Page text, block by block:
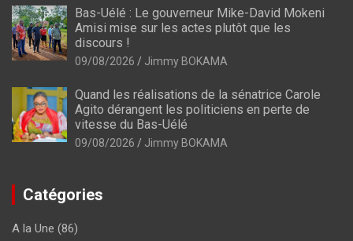
Bas-Uélé : Le gouverneur Mike-David Mokeni
Amisi mise sur les actes plutôt que les
discours !
09/08/2026 Jimmy BOKAMA
Quand les réalisations de la sénatrice Carole
Agito dérangent les politiciens en perte de
vitesse du Bas-Uélé
09/08/2026 Jimmy BOKAMA
Catégories
A la Une (86)